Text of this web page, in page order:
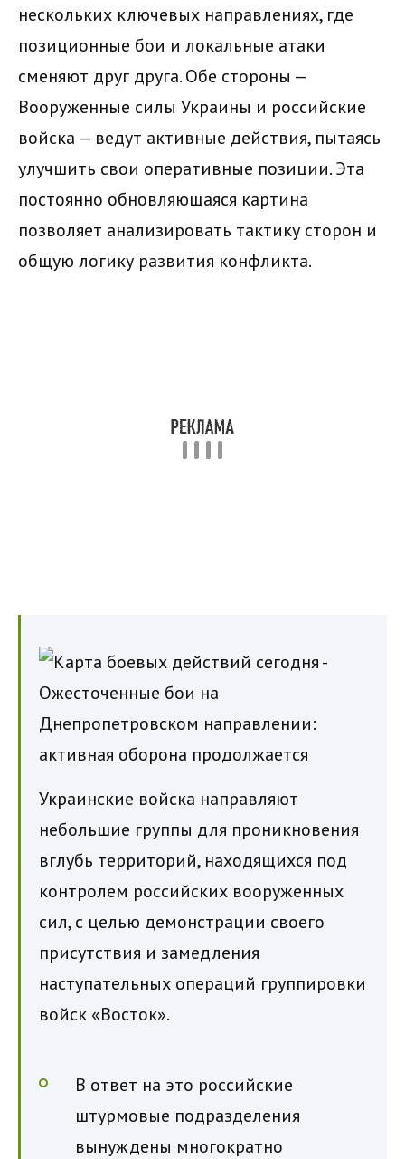
нескольких ключевых направлениях, где
позиционные бои и локальные атаки
сменяют друг друга. Обе стороны —
Вооруженные силы Украины и российские
войска — ведут активные действия, пытаясь
улучшить свои оперативные позиции. Эта
постоянно обновляющаяся картина
позволяет анализировать тактику сторон и
общую логику развития конфликта.
Украинские войска направляют
небольшие группы для проникновения
вглубь территорий, находящихся под
контролем российских вооруженных
сил, с целью демонстрации своего
присутствия и замедления
наступательных операций группировки
войск «Восток».
В ответ на это российские
штурмовые подразделения
вынуждены многократно